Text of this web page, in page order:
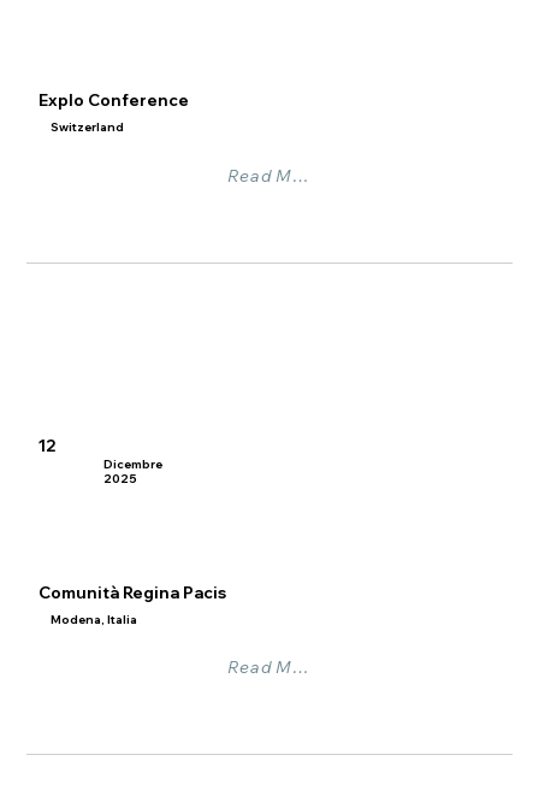
Explo Conference
Switzerland
Read More
Dicembre
12
2025
Comunità Regina Pacis
Modena, Italia
Read More